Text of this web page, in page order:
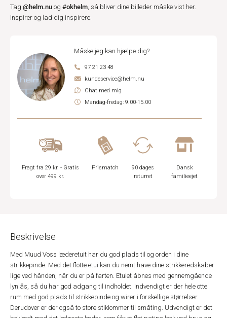
Tag @helm.nu og #okhelm, så bliver dine billeder måske vist her.
Inspirer og lad dig inspirere.
Måske jeg kan hjælpe dig?
97 21 23 48
kundeservice@helm.nu
Chat med mig
Mandag-fredag: 9.00-15.00
Fragt fra 29 kr. - Gratis
over 499 kr.
Prismatch
90 dages
returret
Dansk
familieejet
Beskrivelse
Med Muud Voss læderetuit har du god plads til og orden i dine
strikkepinde. Med det flotte etui kan du nemt have dine strikkeredskaber
lige ved hånden, når du er på farten. Etuiet åbnes med gennemgående
lynlås, så du har god adgang til indholdet. Indvendigt er der hele otte
rum med god plads til strikkepinde og wirer i forskellige størrelser.
Derudover er der også to store stiklommer til småting. Udvendigt er det